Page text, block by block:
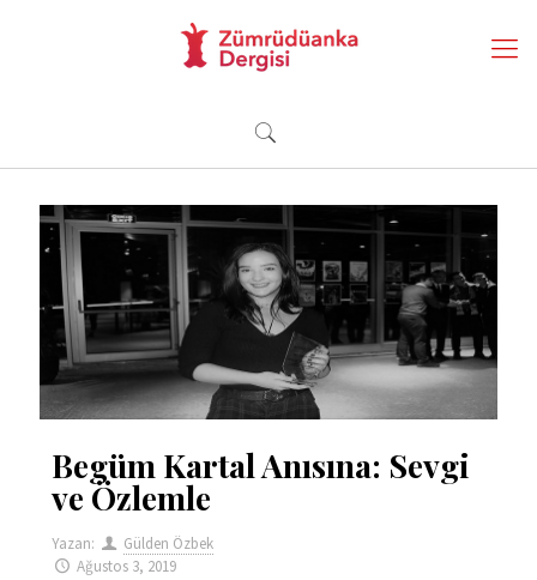
Begüm Kartal Anısına: Sevgi
ve Özlemle
Yazan:
Gülden Özbek
Ağustos 3, 2019